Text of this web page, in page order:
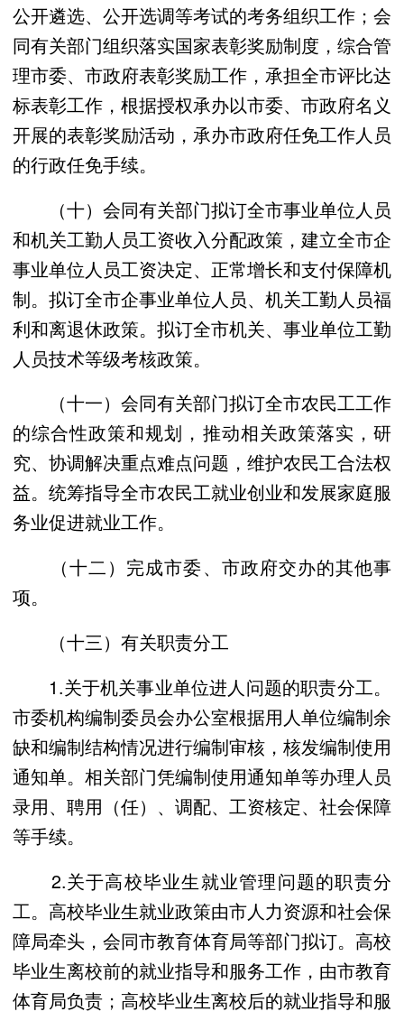
公开遴选、公开选调等考试的考务组织工作；会
同有关部门组织落实国家表彰奖励制度，综合管
理市委、市政府表彰奖励工作，承担全市评比达
标表彰工作，根据授权承办以市委、市政府名义
开展的表彰奖励活动，承办市政府任免工作人员
的行政任免手续。
（十）会同有关部门拟订全市事业单位人员
和机关工勤人员工资收入分配政策，建立全市企
事业单位人员工资决定、正常增长和支付保障机
制。拟订全市企事业单位人员、机关工勤人员福
利和离退休政策。拟订全市机关、事业单位工勤
人员技术等级考核政策。
（十一）会同有关部门拟订全市农民工工作
的综合性政策和规划，推动相关政策落实，研
究、协调解决重点难点问题，维护农民工合法权
益。统筹指导全市农民工就业创业和发展家庭服
务业促进就业工作。
（十二）完成市委、市政府交办的其他事
项。
（十三）有关职责分工
1.关于机关事业单位进人问题的职责分工。
市委机构编制委员会办公室根据用人单位编制余
缺和编制结构情况进行编制审核，核发编制使用
通知单。相关部门凭编制使用通知单等办理人员
录用、聘用（任）、调配、工资核定、社会保障
等手续。
2.关于高校毕业生就业管理问题的职责分
工。高校毕业生就业政策由市人力资源和社会保
障局牵头，会同市教育体育局等部门拟订。高校
毕业生离校前的就业指导和服务工作，由市教育
体育局负责；高校毕业生离校后的就业指导和服